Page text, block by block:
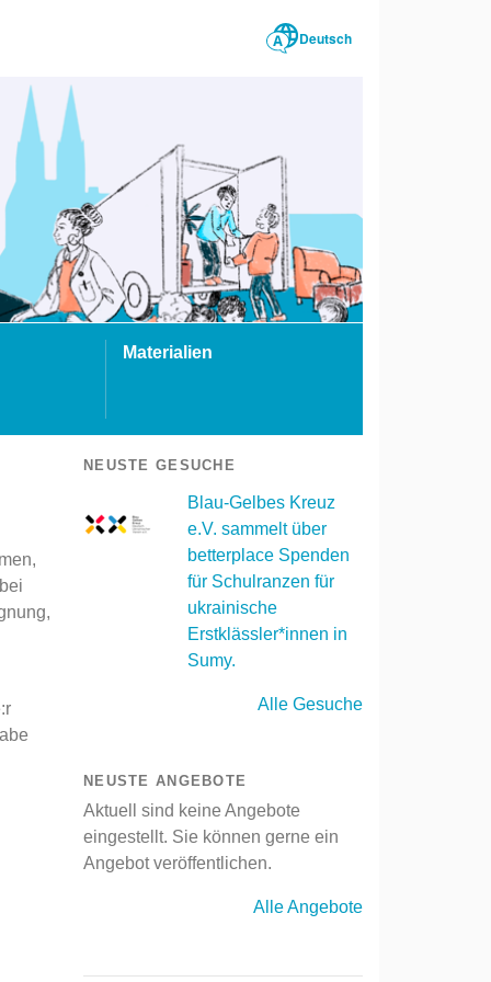
Deutsch
Materialien
NEUSTE GESUCHE
Blau-Gelbes Kreuz
e.V. sammelt über
betterplace Spenden
für Schulranzen für
ukrainische
Erstklässler*innen in
Sumy.
Alle Gesuche
NEUSTE ANGEBOTE
Aktuell sind keine Angebote
eingestellt. Sie können gerne ein
Angebot veröffentlichen.
Alle Angebote